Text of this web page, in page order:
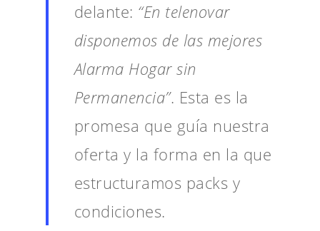
delante: “En telenovar
disponemos de las mejores
Alarma Hogar sin
Permanencia”. Esta es la
promesa que guía nuestra
oferta y la forma en la que
estructuramos packs y
condiciones.